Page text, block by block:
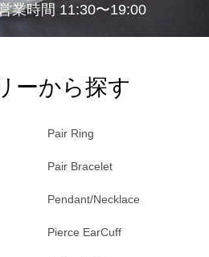
業時間 11:30〜19:00
ーから探す
Pair Ring
Pair Bracelet
Pendant/Necklace
Pierce EarCuff